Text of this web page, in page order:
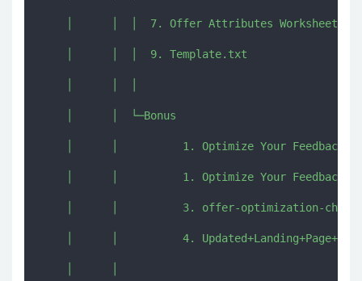
│      │  │  7. Offer Attributes
    │      │  │  9. Template.txt
    │      │  └─Bonus
│      │          1. Optimize Your Feedback
│      │          1. Optimize Your Feedback
│      │          3. offer-optimization-
│      │          4.